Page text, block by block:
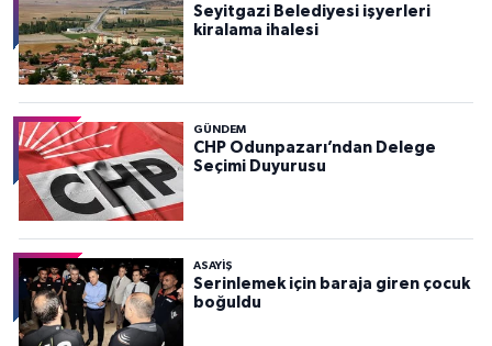
Seyitgazi Belediyesi işyerleri
kiralama ihalesi
GÜNDEM
CHP Odunpazarı’ndan Delege
Seçimi Duyurusu
ASAYİŞ
Serinlemek için baraja giren çocuk
boğuldu